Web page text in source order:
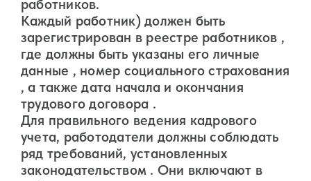
работников.
Каждый работник) должен быть
зарегистрирован в реестре работников ,
где должны быть указаны его личные
данные , номер социального страхования
, а также дата начала и окончания
трудового договора .
Для правильного ведения кадрового
учета, работодатели должны соблюдать
ряд требований, установленных
законодательством . Они включают в